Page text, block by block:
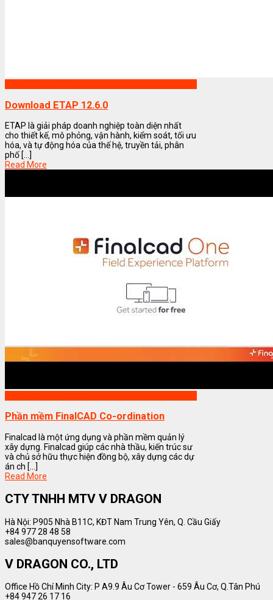
Download ETAP 12.6.0
ETAP là giải pháp doanh nghiệp toàn diện nhất
cho thiết kế, mô phỏng, vận hành, kiểm soát, tối ưu
hóa, và tự động hóa của thế hệ, truyền tải, phân
phố [...]
Read More
Phần mềm FinalCAD Co-ordination
Finalcad là một ứng dụng và phần mềm quản lý
xây dựng. Finalcad giúp các nhà thầu, kiến trúc sư
và chủ sở hữu thực hiện đồng bộ, xây dựng các dự
án ch [...]
Read More
CTY TNHH MTV V DRAGON
Hà Nội: P905 Nhà B11C, KĐT Nam Trung Yên, Q. Cầu Giấy
+84 977 28 48 58
sales@banquyensoftware.com
V DRAGON CO., LTD
Office Hồ Chí Minh City: P A9.9 Âu Cơ Tower - 659 Âu Cơ, Q.Tân Phú
+84 947 26 17 16